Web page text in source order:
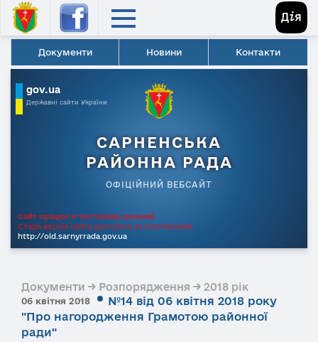
Документи Новини Контакти
gov.ua
Державні сайти України
САРНЕНСЬКА
РАЙОННА РАДА
ОФІЦІЙНИЙ ВЕБСАЙТ
Сайт працює в тестовому режимі.
Стара версія сайту доступна за посиланням
http://old.sarnyrrada.gov.ua
Документи → Розпорядження → 2018 рік
06 квітня 2018
№14 від 06 квітня 2018 року
"Про нагородження Грамотою районної
ради"